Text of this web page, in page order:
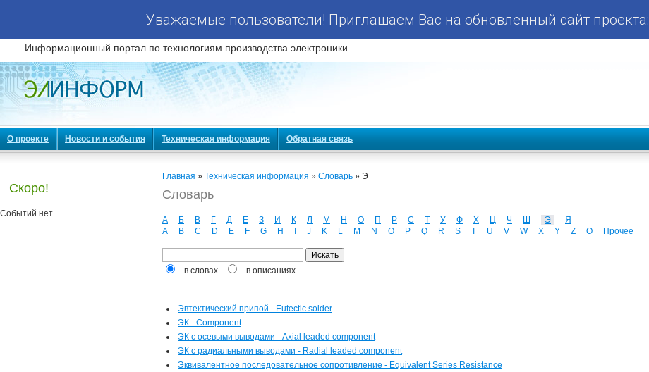
Уважаемые пользователи! Приглашаем Вас на обновленный сайт проекта:
Информационный портал по технологиям производства электроники
О проекте Новости и события Техническая информация Обратная связь
Скоро!
Событий нет.
Главная » Техническая информация » Словарь » Э
Словарь
А Б В Г Д Е З И К Л М Н О П Р С Т У Ф Х Ц Ч Ш Э
Я
A
B C D E F G H J K L M N O P Q R S T U V W X Y Z О Прочее
- в словах - в описаниях
Эвтектический припой - Eutectic solder
ЭК - Component
ЭК с осевыми выводами - Axial leaded component
ЭК с радиальными выводами - Radial leaded component
Эквивалентное последовательное сопротивление - Equivalent Series Resistance